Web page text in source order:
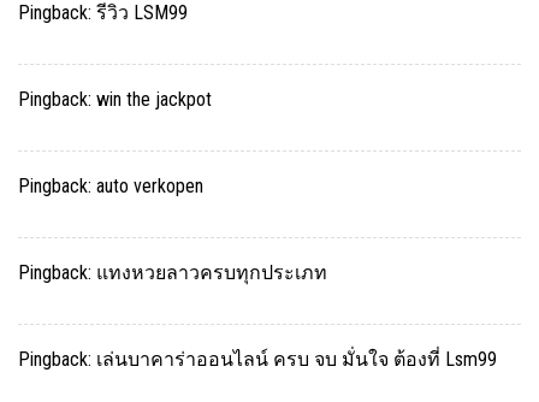
Pingback: รีวิว LSM99
Pingback: win the jackpot
Pingback: auto verkopen
Pingback: แทงหวยลาวครบทุกประเภท
Pingback: เล่นบาคาร่าออนไลน์ ครบ จบ มั่นใจ ต้องที่ Lsm99